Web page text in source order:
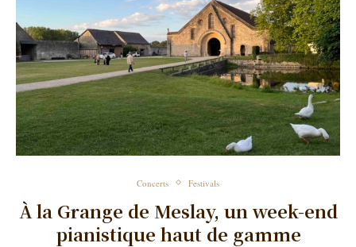
Concerts Festivals
À la Grange de Meslay, un week-end
pianistique haut de gamme